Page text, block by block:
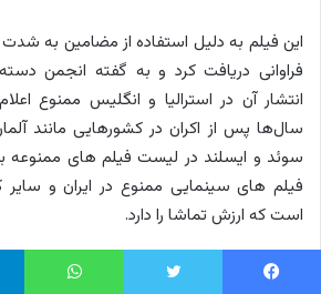
این فیلم به دلیل استفاده از مضامین به
فراوانی دریافت کرد و به گفته انجمن
انتشار آن در استرالیا و انگلیس ممنوع
سال‌ها پس از اکران در کشورهایی مانند آلمان،
سوئد و ایسلند در لیست فیلم های ممنوعه
فیلم های سینمایی ممنوع در ایران و
است که ارزش تماشا را دارد.
31. فیلم مرده شریر (The Evil Dead)